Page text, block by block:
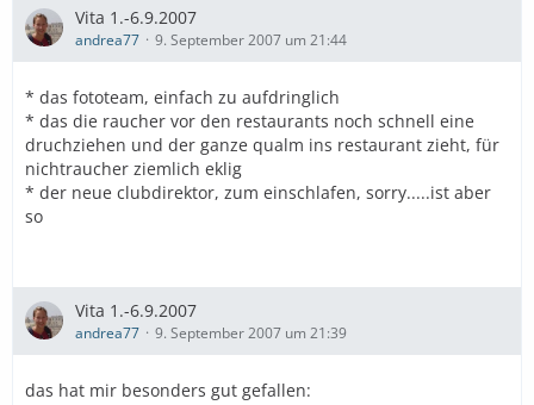
Vita 1.-6.9.2007
andrea77 9. September 2007 um 21:44
* das fototeam, einfach zu aufdringlich
* das die raucher vor den restaurants noch schnell eine
druchziehen und der ganze qualm ins restaurant zieht, für
nichtraucher ziemlich eklig
* der neue clubdirektor, zum einschlafen, sorry.....ist aber
so
Vita 1.-6.9.2007
andrea77 9. September 2007 um 21:39
das hat mir besonders gut gefallen: